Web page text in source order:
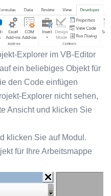
Explorer im VB-Editor
ein beliebiges Objekt für
den Code einfügen
Explorer nicht sehen,
Ansicht und klicken Sie
klicken Sie auf Modul.
für Ihre Arbeitsmappe